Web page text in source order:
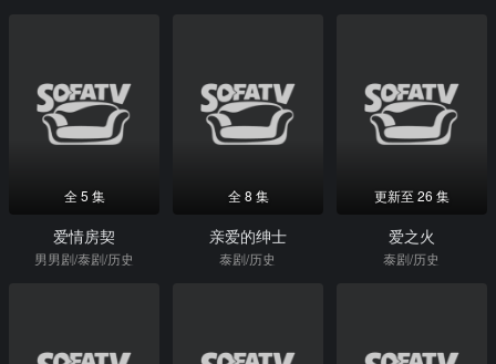
全 5 集
爱情房契
男男剧/泰剧/历史
全 8 集
亲爱的绅士
泰剧/历史
更新至 26 集
爱之火
泰剧/历史